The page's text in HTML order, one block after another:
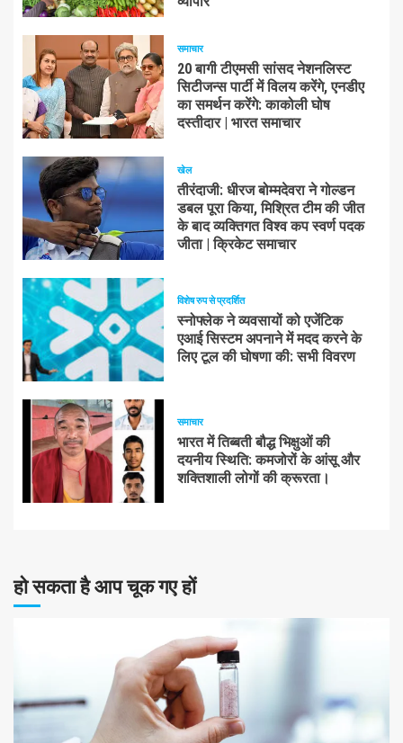
समाचार
20 बागी टीएमसी सांसद नेशनलिस्ट
सिटीजन्स पार्टी में विलय करेंगे, एनडीए
का समर्थन करेंगे: काकोली घोष
दस्तीदार | भारत समाचार
खेल
तीरंदाजी: धीरज बोम्मदेवरा ने गोल्डन
डबल पूरा किया, मिश्रित टीम की जीत
के बाद व्यक्तिगत विश्व कप स्वर्ण पदक
जीता | क्रिकेट समाचार
विशेष रुप से प्रदर्शित
स्नोफ्लेक ने व्यवसायों को एजेंटिक
एआई सिस्टम अपनाने में मदद करने के
लिए टूल की घोषणा की: सभी विवरण
समाचार
भारत में तिब्बती बौद्ध भिक्षुओं की
दयनीय स्थिति: कमजोरों के आंसू और
शक्तिशाली लोगों की क्रूरता।
हो सकता है आप चूक गए हों